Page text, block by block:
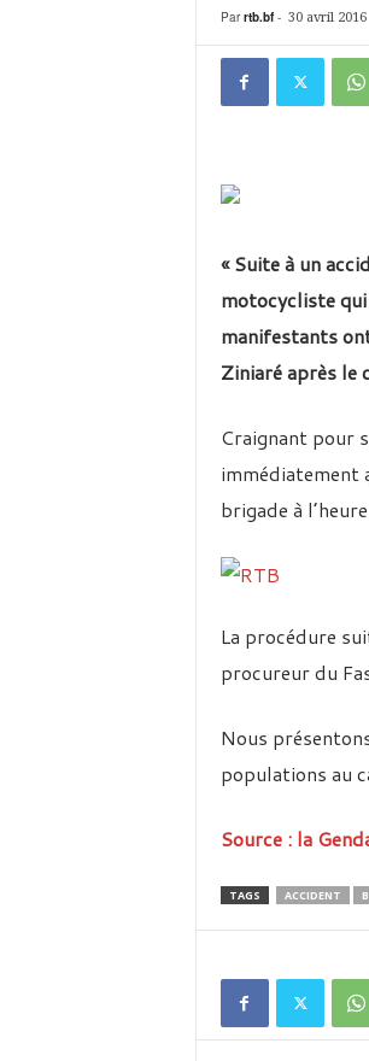
i
Par rtb.bf- 30 avril 2016
« Suite à un
motocycliste
manifestants
Ziniaré après le
Craignant pour
immédiatement
brigade à
La procédure
procureur du
Nous
populations au
Source : la
TAGS ACCIDENT